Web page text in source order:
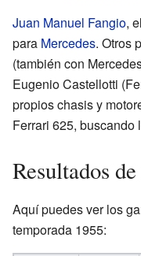
Juan Manuel Fangio,
para Mercedes. Otros
(también con
Eugenio Castellotti
propios chasis y
Ferrari 625, buscando
Resultados
Aquí puedes ver los
temporada 1955: